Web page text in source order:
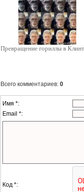
Превращение гориллы в
Всего комментариев:0
Имя *:
Email *:
Код *: